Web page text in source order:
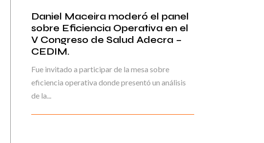
Daniel Maceira moderó el panel
sobre Eficiencia Operativa en el
V Congreso de Salud Adecra –
CEDIM.
Fue invitado a participar de la mesa sobre
eficiencia operativa donde presentó un análisis
de la...